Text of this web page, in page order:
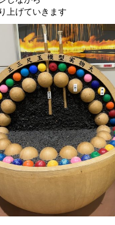
上げていきます